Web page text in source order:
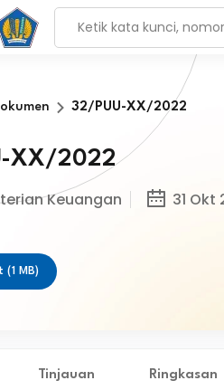
32/PUU-XX/2022
XX/2022
Keuangan 31 Okt
(1 MB)
Tinjauan Ringkasan